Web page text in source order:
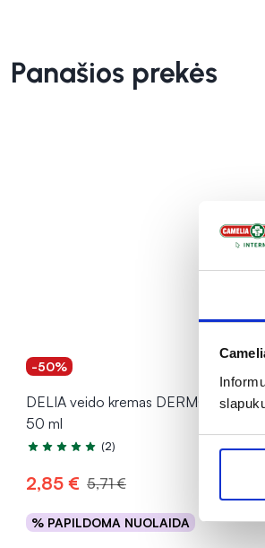
Panašios prekės
-50%
DELIA veido kremas DERMO
50 ml
Įvertinimas 5.0 iš 5
(2)
2,85 € 5,71 €
% PAPILDOMA NUOLAIDA
Į krepšelį